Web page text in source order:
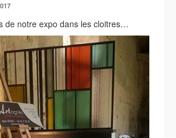
de notre expo dans les cloitres…